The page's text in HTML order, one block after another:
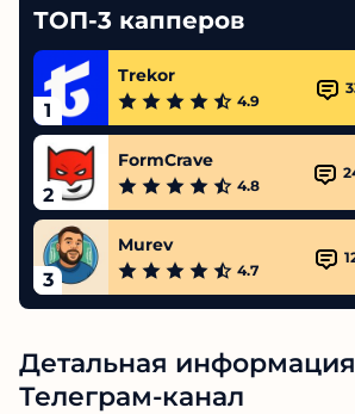
ТОП-3 капперов
1
Trekor
4.9
2
FormCrave
4.8
3
Murev
4.7
Детальная
Телеграм-канал